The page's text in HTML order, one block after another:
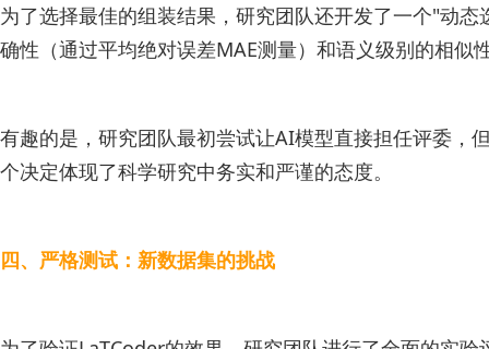
为了选择最佳的组装结果，研究团队还开发了一个"动
确性（通过平均绝对误差MAE测量）和语义级别的相
有趣的是，研究团队最初尝试让AI模型直接担任评委，
个决定体现了科学研究中务实和严谨的态度。
四、严格测试：新数据集的挑战